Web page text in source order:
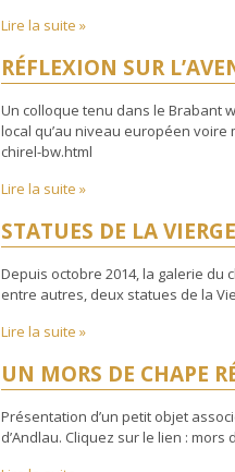
Lire la suite »
RÉFLEXION SUR
Un colloque tenu dans le Brabant
local qu’au niveau européen
chirel-bw.html
Lire la suite »
STATUES DE LA
Depuis octobre 2014, la galerie du
entre autres, deux statues de la
Lire la suite »
UN MORS DE CHAPE
Présentation d’un petit objet
d’Andlau. Cliquez sur le lien : mors